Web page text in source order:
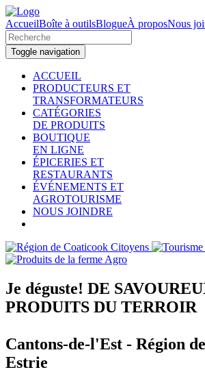
AccueilBoîte à outilsBlogueÀ proposNous
Toggle navigation
ACCUEIL
PRODUCTEURS ET
TRANSFORMATEURS
CATÉGORIES
DE PRODUITS
BOUTIQUE
EN LIGNE
ÉPICERIES ET
RESTAURANTS
ÉVÉNEMENTS ET
AGROTOURISME
NOUS JOINDRE
Citoyens
Agro
Je déguste! DE
PRODUITS DU TERROIR
Cantons-de-l'Est - Région
Estrie